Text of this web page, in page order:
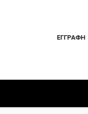
ΕΓΓΡΑΦΗ